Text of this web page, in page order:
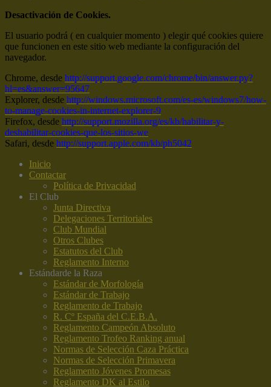
Desactivación de Cookies.
El usuario podrá ( en cualquier momento ) elegir qué cookies quiere
que funcionen en este sitio web mediante la configuración del
navegador.
Chrome, desde http://support.google.com/chrome/bin/answer.py?
hl=es&answer=95647
Explorer, desde http://windows.microsoft.com/es-es/windows7/how-
to-manage-cookies-in-internet-explorer-9
Firefox, desde http://support.mozilla.org/es/kb/habilitar-y-
deshabilitar-cookies-que-los-sitios-we
Safari, desde http://support.apple.com/kb/ph5042
Inicio
Contactar
Política de Privacidad
El Club
Junta Directiva
Delegaciones Territoriales
Club Mundial
Otros Clubes
Estatutos del Club
Reglamento Interno
Estándarde la Raza
Estándar de Morfología
Estándar de Trabajo
Reglamento de Trabajo
R. Cº España del C.E.B.A.
Reglamento Campeón Absoluto
Reglamento Trofeo Ranking anual
Normas de Selección Caza Práctica
Normas de Selección Primavera
Reglamento Jóvenes Promesas
Reglamento DK al Estilo